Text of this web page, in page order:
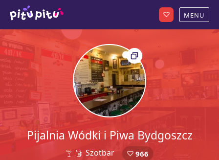
Pijalnia Wódki i Piwa Bydgoszcz
32 Szotbar 966